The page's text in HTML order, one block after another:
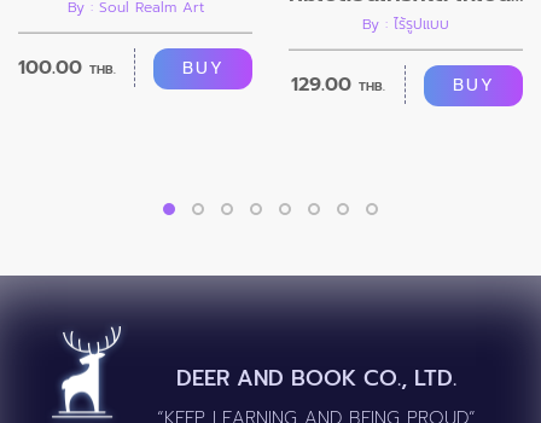
By : Soul Realm Art
100.00 THB. BUY
By : ไร้รูปแบบ
129.00 THB. BUY
DEER AND BOOK CO., LTD.